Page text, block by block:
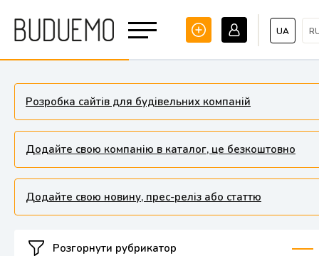
UA
Розробка сайтів для будівельних компаній
Додайте свою компанію в каталог, це безкоштовно
Додайте свою новину, прес-реліз або статтю
Розгорнути рубрикатор